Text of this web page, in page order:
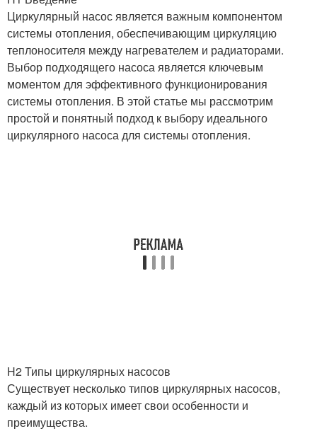
Циркулярный насос является важным компонентом
системы отопления, обеспечивающим циркуляцию
теплоносителя между нагревателем и радиаторами.
Выбор подходящего насоса является ключевым
моментом для эффективного функционирования
системы отопления. В этой статье мы рассмотрим
простой и понятный подход к выбору идеального
циркулярного насоса для системы отопления.
H2 Типы циркулярных насосов
Существует несколько типов циркулярных насосов,
каждый из которых имеет свои особенности и
преимущества.